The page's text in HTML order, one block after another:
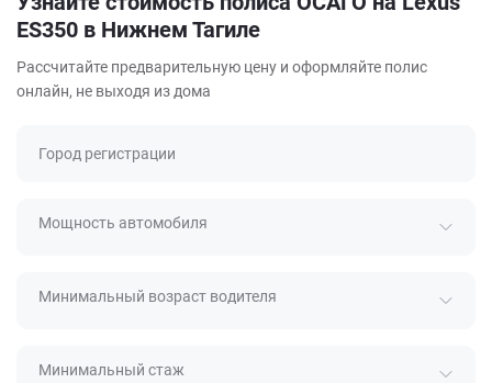
ES350 в Нижнем Тагиле
Рассчитайте предварительную цену и оформляйте полис
онлайн, не выходя из дома
Город регистрации
Мощность автомобиля
Минимальный возраст водителя
Минимальный стаж